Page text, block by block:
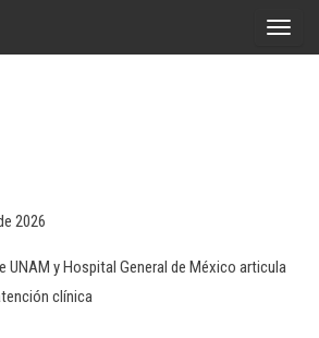
A
l
2026
UNAM y Hospital General de México articula
clínica